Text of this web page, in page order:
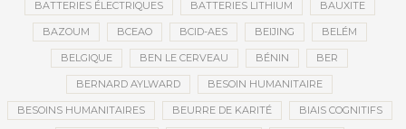
BATTERIES ÉLECTRIQUES BATTERIES LITHIUM BAUXITE
BAZOUM BCEAO BCID-AES BEIJING BELÉM
BELGIQUE BEN LE CERVEAU BÉNIN BER
BERNARD AYLWARD BESOIN HUMANITAIRE
BESOINS HUMANITAIRES BEURRE DE KARITÉ BIAIS COGNITIFS